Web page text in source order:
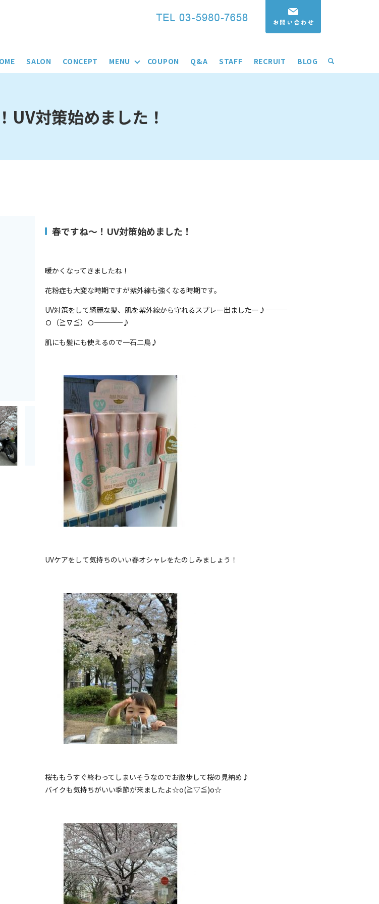
SALON CONCEPT MENU COUPON Q&A STAFF RECRUIT BLOG search
UV対策始めました！
春ですね～！UV対策始めました！
暖かくなってきましたね！
花粉症も大変な時期ですが紫外線も強くなる時期です。
UV対策をして綺麗な髪、肌を紫外線から守れるスプレー出ましたー♪───
Ｏ（≧∇≦）Ｏ────♪
肌にも髪にも使えるので一石二鳥♪
UVケアをして気持ちのいい春オシャレをたのしみましょう！
桜ももうすぐ終わってしまいそうなのでお散歩して桜の見納め♪
バイクも気持ちがいい季節が来ましたよ☆o(≧▽≦)o☆